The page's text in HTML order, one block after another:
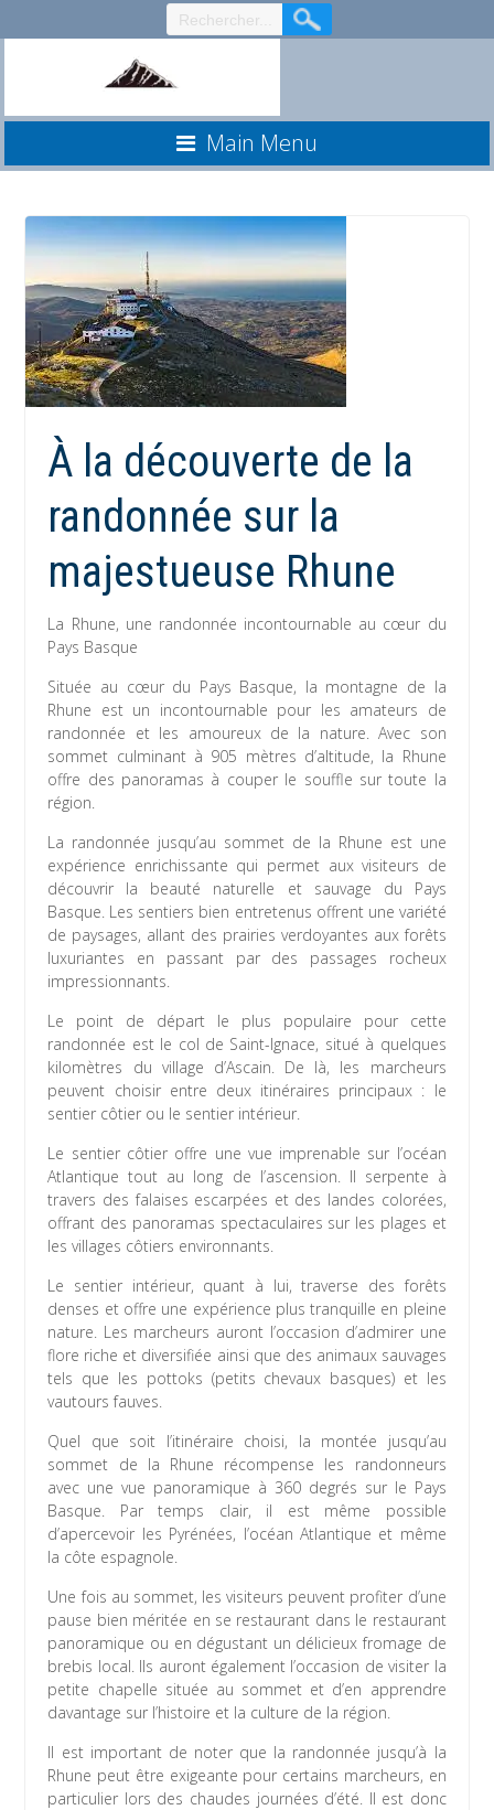
au
Main Menu
À la découverte de la
randonnée sur la
majestueuse Rhune
La Rhune, une randonnée incontournable au cœur du
Pays Basque
Située au cœur du Pays Basque, la montagne de la
Rhune est un incontournable pour les amateurs de
randonnée et les amoureux de la nature. Avec son
sommet culminant à 905 mètres d’altitude, la Rhune
offre des panoramas à couper le souffle sur toute la
région.
La randonnée jusqu’au sommet de la Rhune est une
expérience enrichissante qui permet aux visiteurs de
découvrir la beauté naturelle et sauvage du Pays
Basque. Les sentiers bien entretenus offrent une variété
de paysages, allant des prairies verdoyantes aux forêts
luxuriantes en passant par des passages rocheux
impressionnants.
Le point de départ le plus populaire pour cette
randonnée est le col de Saint-Ignace, situé à quelques
kilomètres du village d’Ascain. De là, les marcheurs
peuvent choisir entre deux itinéraires principaux : le
sentier côtier ou le sentier intérieur.
Le sentier côtier offre une vue imprenable sur l’océan
Atlantique tout au long de l’ascension. Il serpente à
travers des falaises escarpées et des landes colorées,
offrant des panoramas spectaculaires sur les plages et
les villages côtiers environnants.
Le sentier intérieur, quant à lui, traverse des forêts
denses et offre une expérience plus tranquille en pleine
nature. Les marcheurs auront l’occasion d’admirer une
flore riche et diversifiée ainsi que des animaux sauvages
tels que les pottoks (petits chevaux basques) et les
vautours fauves.
Quel que soit l’itinéraire choisi, la montée jusqu’au
sommet de la Rhune récompense les randonneurs
avec une vue panoramique à 360 degrés sur le Pays
Basque. Par temps clair, il est même possible
d’apercevoir les Pyrénées, l’océan Atlantique et même
la côte espagnole.
Une fois au sommet, les visiteurs peuvent profiter d’une
pause bien méritée en se restaurant dans le restaurant
panoramique ou en dégustant un délicieux fromage de
brebis local. Ils auront également l’occasion de visiter la
petite chapelle située au sommet et d’en apprendre
davantage sur l’histoire et la culture de la région.
Il est important de noter que la randonnée jusqu’à la
Rhune peut être exigeante pour certains marcheurs, en
particulier lors des chaudes journées d’été. Il est donc